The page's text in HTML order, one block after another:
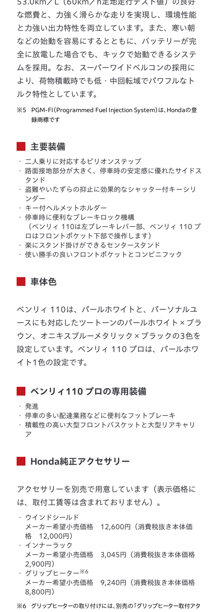
53.0km／L（60km／h定地走行テスト値）の良好
な燃費と、力強く滑らかな走りを実現し、環境性能
と力強い出力特性を両立しています。また、寒い朝
などの始動を容易にするとともに、バッテリーが完
全に放電した場合でも、キックで始動できるシステ
ムを採用。なお、スーパーワイドベルコンの採用に
より、荷物積載時でも低・中回転域でパワフルなト
ルク特性としています。
※5
PGM-FI（Programmed Fuel Injection System）は、Hondaの登
録商標です
主要装備
・
二人乗りに対応するピリオンステップ
・
路面接地部分が大きく、停車時の安定感に優れたサイドス
タンド
・
盗難やいたずらの抑止に効果的なシャッター付キーシリ
ンダー
・
キー付ヘルメットホルダー
・
停車時に便利なブレーキロック機構
（ベンリィ 110は左ブレーキレバー部、ベンリィ 110 プ
ロはフロントポケット下部で操作します）
・
楽にスタンド掛けができるセンタースタンド
・
使い勝手の良いフロントポケットとコンビニフック
車体色
ベンリィ 110は、パールホワイトと、パーソナルユ
ースにも対応したツートーンのパールホワイト×ブラ
ウン、オニキスブルーメタリック×ブラックの3色を
設定しています。ベンリィ 110 プロは、パールホワ
イト1色の設定です。
ベンリィ110 プロの専用装備
・
発進
・
停車の多い配達業務などに便利なフットブレーキ
・
積載性の高い大型フロントバスケットと大型リアキャリ
ア
Honda純正アクセサリー
アクセサリーを別売で用意しています（表示価格に
は、取付工賃等は含まれておりません）。
・
ウインドシールド
メーカー希望小売価格 12,600円（消費税抜き本体価
格 12,000円）
・
インナーラック
メーカー希望小売価格 3,045円（消費税抜き本体価格
2,900円）
・
グリップヒーター ※6
メーカー希望小売価格 9,240円（消費税抜き本体価格
8,800円）
※6
グリップヒーターの取り付けには、別売の「グリップヒーター取付アタ